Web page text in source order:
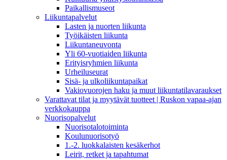
Paikallismuseot
Liikuntapalvelut
Lasten ja nuorten liikunta
Työikäisten liikunta
Liikuntaneuvonta
Yli 60-vuotiaiden liikunta
Erityisryhmien liikunta
Urheiluseurat
Sisä- ja ulkoliikuntapaikat
Vakiovuorojen haku ja muut liikuntatilavaraukset
Varattavat tilat ja myytävät tuotteet | Ruskon vapaa-ajan
verkkokauppa
Nuorisopalvelut
Nuorisotalotoiminta
Koulunuorisotyö
1.-2. luokkalaisten kesäkerhot
Leirit, retket ja tapahtumat